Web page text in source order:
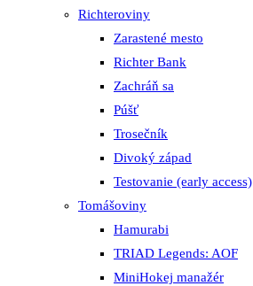
Richteroviny
Zarastené mesto
Richter Bank
Zachráň sa
Púšť
Trosečník
Divoký západ
Testovanie (early access)
Tomášoviny
Hamurabi
TRIAD Legends: AOF
MiniHokej manažér